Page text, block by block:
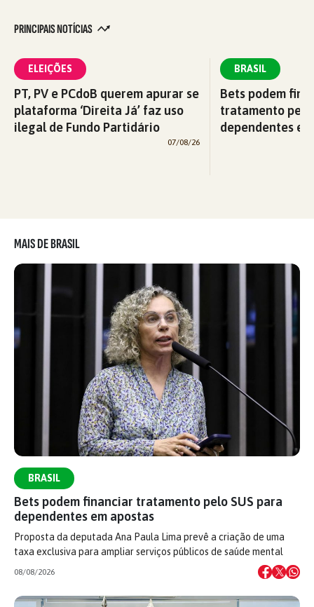
PRINCIPAIS NOTÍCIAS
ELEIÇÕES
PT, PV e PCdoB querem apurar se
plataforma ‘Direita Já’ faz uso
ilegal de Fundo Partidário
07/08/26
BRASIL
Bets podem
tratamento pelo
dependentes
MAIS DE BRASIL
BRASIL
Bets podem financiar tratamento pelo SUS para
dependentes em apostas
Proposta da deputada Ana Paula Lima prevê a criação de uma
taxa exclusiva para ampliar serviços públicos de saúde mental
08/08/2026